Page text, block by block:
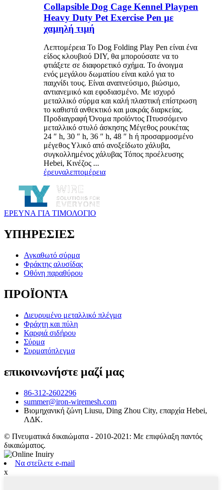
Collapsible Dog Cage Kennel Playpen
Heavy Duty Pet Exercise Pen με
χαμηλή τιμή
Λεπτομέρεια Το Dog Folding Play Pen είναι ένα
είδος κλουβιού DIY, θα μπορούσατε να το
φτιάξετε σε διαφορετικό σχήμα. Το άνοιγμα
ενός μεγάλου δωματίου είναι καλό για το
παιχνίδι τους. Είναι αναπνεύσιμο, βιώσιμο,
αντιανεμικό και εφοδιασμένο. Με ισχυρό
μεταλλικό σύρμα και καλή πλαστική επίστρωση
το καθιστά ανθεκτικό και μακράς διαρκείας.
Προδιαγραφή Όνομα προϊόντος Πτυσσόμενο
μεταλλικό στυλό άσκησης Μέγεθος ρουκέτας
24 ″ h, 30 ″ h, 36 ″ h, 48 ″ h ή προσαρμοσμένο
μέγεθος Υλικό από ανοξείδωτο χάλυβα,
συγκολλημένος χάλυβας Τόπος προέλευσης
Hebei, Κινέζος ...
έρευναλεπτομέρεια
ΕΡΕΥΝΑ ΓΙΑ ΤΙΜΟΛΟΓΙΟ
ΥΠΗΡΕΣΙΕΣ
Αγκαθωτό σύρμα
Φράκτης αλυσίδας
Οθόνη παραθύρου
ΠΡΟΪΟΝΤΑ
Διευρυμένο μεταλλικό πλέγμα
Φράχτη και πύλη
Καρφιά σιδήρου
Σύρμα
Συρματόπλεγμα
επικοινωνήστε μαζί μας
86-312-2602296
summer@iron-wiremesh.com
Βιομηχανική ζώνη Liusu, Ding Zhou City, επαρχία Hebei,
ΛΔΚ.
© Πνευματικά δικαιώματα - 2010-2021: Με επιφύλαξη παντός
δικαιώματος.
Να στείλετε e-mail
x